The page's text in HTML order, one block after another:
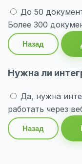
До 50
Более 300
Назад
Нужна ли
Да, нужна
работать через
Назад